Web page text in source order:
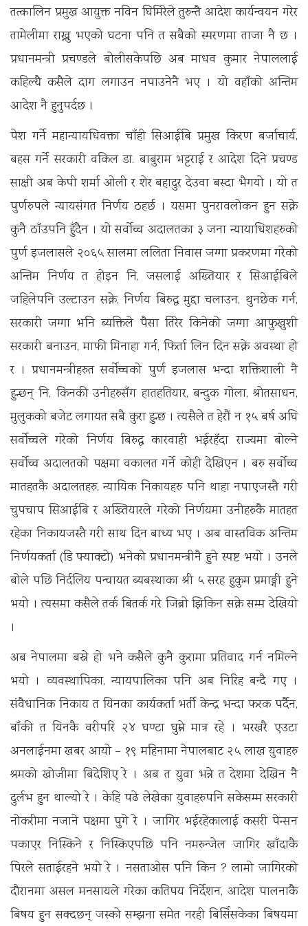
तत्कालिन प्रमुख आयुक्त नविन घिमिरेले तुरुन्तै आदेश कार्यन्वयन गरेर
तामेलीमा राख्नु भएको घटना पनि त सबैको स्मरणमा ताजा नै छ ।
प्रधानमन्त्री प्रचण्डले बोलीसकेपछि अब माधव कुमार नेपाललाई
कहिल्यै कसैले दाग लगाउन नपाउनेनै भए । यो वहाँको अन्तिम
आदेश नै हुनुपर्दछ ।
पेश गर्ने महान्यायधिवक्ता चाँही सिआईबि प्रमुख किरण बर्जाचार्य,
बहस गर्ने सरकारी वकिल डा. बाबुराम भट्टराई र आदेश दिने प्रचण्ड
साक्षी अब केपी शर्मा ओली र शेर बहादुर देउवा बस्दा भैगयो । यो त
पुर्णरुपले न्यायसंगत निर्णय ठहर्छ । यसमा पुनरावलोकन हुन सक्ने
कुनै ठाँउपनि हुँदैन । यो सर्वोच्च अदालतका ३ जना न्यायाधिशहरुको
पुर्ण इजलासले २०६५ सालमा ललिता निवास जग्गा प्रकरणमा गरेको
अन्तिम निर्णय त होइन नि, जसलाई अख्तियार र सिआईबिले
जहिलेपनि उल्टाउन सक्ने, निर्णय बिरुद्ध मुद्दा चलाउन, थुनछेक गर्न,
सरकारी जग्गा भनि ब्यक्तिले पैसा तिरेर किनेको जग्गा आफुखुशी
सरकारी बनाउन, माफी मिनाहा गर्न, फिर्ता लिन दिन सक्ने अवस्था हो
र । प्रधानमन्त्रीहरुत सर्वोच्चको पुर्ण इजलास भन्दा शक्तिशाली नै
हुन्छन् नि, किनकी उनीहरुसँग हातहतियार, बन्दुक गोला, श्रोतसाधन,
मुलुकको बजेट लगायत सबै कुरा हुन्छ । त्यसैले त हेरौं न १५ बर्ष अघि
सर्वोच्चले गरेको निर्णय बिरुद्ध कारवाही भईरहँदा राज्यमा बोल्ने
सर्वोच्च अदालतको पक्षमा वकालत गर्ने कोही देखिएन । बरु सर्वोच्च
मातहतकै अदालतहरु, न्यायिक निकायहरु पनि थाहा नपाएजस्तै गरी
चुपचाप सिआईबि र अख्तियारले गरेको निर्णयमा उनीहरुकै मातहत
रहेका निकायजस्तै गरी साथ दिन बाध्य भए । अब वास्तविक अन्तिम
निर्णयकर्ता (डि फ्याक्टो) भनेको प्रधानमन्त्रीनै हुने स्पष्ट भयो । उनले
बोले पछि निर्दलिय पन्चायत ब्यबस्थाका श्री ५ सरह हुकुम प्रमाङ्गी हुने
भयो । त्यसमा कसैले तर्क बितर्क गरे जिब्रो झिकिन सक्ने सम्म देखियो
।
अब नेपालमा बस्ने हो भने कसैले कुनै कुरामा प्रतिवाद गर्न नमिल्ने
भयो । व्यवस्थापिका, न्यायपालिका पनि अब निरिह बन्दै गए ।
संवैधानिक निकाय त यिनका कार्यकर्ता भर्ती केन्द्र भन्दा फरक पर्दैन,
बाँकी त यिनकै वरीपरि २४ घण्टा घुम्ने मात्र रहे । भरखरै एउटा
अनलाईनमा खबर आयो – १९ महिनामा नेपालबाट २५ लाख युवाहरु
श्रमको खोजीमा बिदेशिए रे । अब त युवा भन्ने त देशमा देखिन नै
दुर्लभ हुन थाल्यो रे । केहि पढे लेखेका युवाहरुपनि सकेसम्म सरकारी
नोकरीमा नजाने पक्षमा पुगे रे । जागिर भईरहेकालाई कसरी पेन्सन
पकाएर निस्किने र निस्किएपछि पनि नमरुन्जेल जागिर खाँदाकै
पिरले सताईरहने भयो रे । नसताओस पनि किन ? लामो जागिरको
दौरानमा असल मनसायले गरेका कतिपय निर्देशन, आदेश पालनाकै
बिषय हुन सक्दछन् जस्को सम्झना समेत नरही बिर्सिसकेका बिषयमा